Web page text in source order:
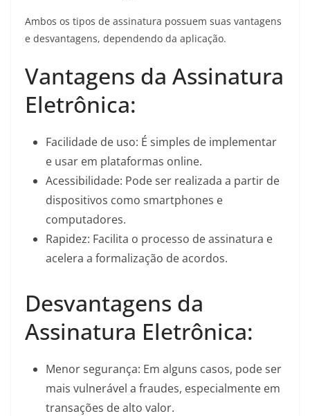
Ambos os tipos de assinatura possuem suas vantagens
e desvantagens, dependendo da aplicação.
Vantagens da Assinatura
Eletrônica:
Facilidade de uso: É simples de implementar
e usar em plataformas online.
Acessibilidade: Pode ser realizada a partir de
dispositivos como smartphones e
computadores.
Rapidez: Facilita o processo de assinatura e
acelera a formalização de acordos.
Desvantagens da
Assinatura Eletrônica:
Menor segurança: Em alguns casos, pode ser
mais vulnerável a fraudes, especialmente em
transações de alto valor.